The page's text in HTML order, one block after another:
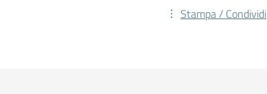
Stampa / Condividi